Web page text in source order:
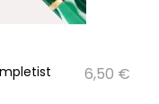
6,50 €